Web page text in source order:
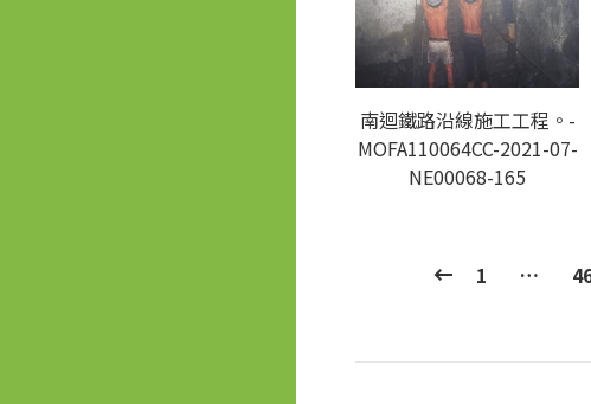
南迴鐵路沿線施工工程。-
MOFA110064CC-2021-07-
NE00068-165
1 …